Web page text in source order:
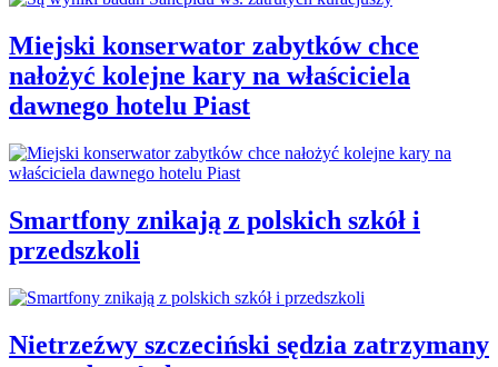
Miejski konserwator zabytków chce
nałożyć kolejne kary na właściciela
dawnego hotelu Piast
Smartfony znikają z polskich szkół i
przedszkoli
Nietrzeźwy szczeciński sędzia zatrzymany